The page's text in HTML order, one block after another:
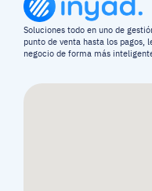
Soluciones todo en uno de
punto de venta hasta los pagos,
negocio de forma más